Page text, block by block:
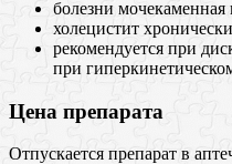
болезни
холецистит
рекомендуется при
при
Цена препарата
Отпускается препарат в